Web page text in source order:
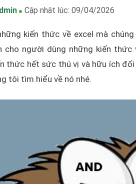
Cập nhật lúc: 09/04/2026
kiến thức về excel mà
cho người dùng những kiến thức
thức hết sức thú vị và hữu ích
tôi tìm hiểu về nó nhé.